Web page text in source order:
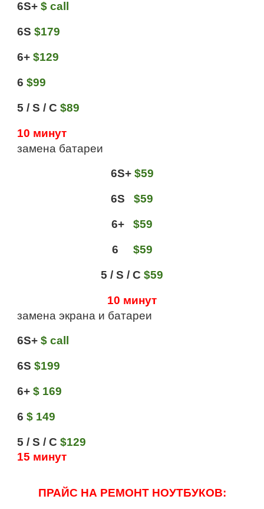
6S+$ call
6S$179
6+$129
6$99
5 / S / C$89
10 минут
замена батареи
6S+ $59
6S $59
6+ $59
6 $59
5 / S / C $59
10 минут
замена экрана и батареи
6S+$ call
6S$199
6+$ 169
6$ 149
5 / S / C$129
15 минут
ПРАЙС НА РЕМОНТ НОУТБУКОВ: